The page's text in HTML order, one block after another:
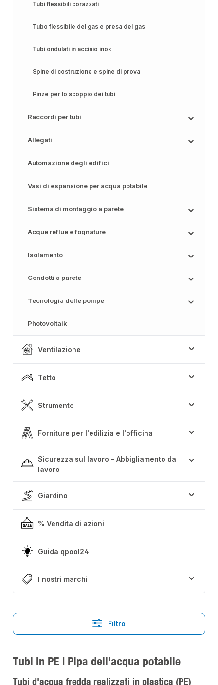
Tubi flessibili corazzati
Tubo flessibile del gas e presa del gas
Tubi ondulati in acciaio inox
Spine di costruzione e spine di prova
Pinze per lo scoppio dei tubi
Raccordi per tubi
Allegati
Automazione degli edifici
Vasi di espansione per acqua potabile
Sistema di montaggio a parete
Acque reflue e fognature
Isolamento
Condotti a parete
Tecnologia delle pompe
Photovoltaik
Ventilazione
Tetto
Strumento
Forniture per l'edilizia e l'officina
Sicurezza sul lavoro - Abbigliamento da
lavoro
Giardino
% Vendita di azioni
Guida qpool24
I nostri marchi
Filtro
Tubi in PE | Pipa dell'acqua potabile
Tubi d'acqua fredda realizzati in plastica (PE)